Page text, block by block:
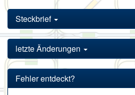
Steckbrief
letzte Änderungen
Fehler entdeckt?